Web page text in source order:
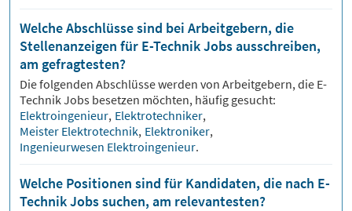
Welche Abschlüsse sind bei Arbeitgebern, die
Stellenanzeigen für E-Technik Jobs ausschreiben,
am gefragtesten?
Die folgenden Abschlüsse werden von Arbeitgebern, die E-
Technik Jobs besetzen möchten, häufig gesucht:
Elektroingenieur, Elektrotechniker,
Meister Elektrotechnik, Elektroniker,
Ingenieurwesen Elektroingenieur.
Welche Positionen sind für Kandidaten, die nach E-
Technik Jobs suchen, am relevantesten?